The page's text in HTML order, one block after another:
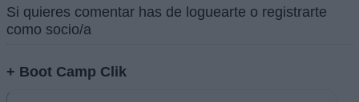
Si quieres comentar has de loguearte o registrarte
como socio/a
+ Boot Camp Clik